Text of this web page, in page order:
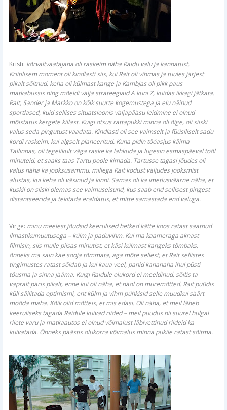
Kristi: kõrvaltvaatajana oli raskeim näha Raidu valu ja kannatust.
Kriitilisem moment oli kindlasti siis, kui Rait oli vihmas ja tuules järjest
pikalt sõitnud, keha oli külmast kange ja Kambjas oli pikk paus
matkabussis ning mõeldi välja strateegiaid A kuni Z, kuidas ikkagi jätkata.
Rait, Sander ja Markko on kõik suurte kogemustega ja elu näinud
sportlased, kuid sellises situatsioonis väljapääsu leidmine ei olnud
mõistatus kergete killast. Kuigi otsus rattapukki minna oli õige, oli siiski
valus seda pingutust vaadata. Kindlasti oli see vaimselt ja füüsiliselt sadu
kordi raskeim, kui algselt planeeritud. Kuna pidin tööasjus käima
Tallinnas, oli tegelikult väga raske ka lahkuda ja lugesin esmaspäeval tööl
minuteid, et saaks taas Tartu poole kimada. Tartusse tagasi jõudes oli
valus näha ka jooksusammu, millega Rait kodust väljudes jooksmist
alustas, kui keha oli väsinud ja kinni. Samas oli ka imetlusväärne näha, et
kuskil on siiski olemas see vaimuseisund, kus saab end sellisest pingest
distantseerida ja tekitada eraldatus, et mitte samastada end valuga.
Virge: minu meelest jõudsid keerulised hetked kätte koos ratast saatnud
ilmastikumuutusega – külm ja paduvihm. Kui ma kaameraga aknast
filmisin, siis mulle piisas minutist, et käsi külmast kangeks tõmbaks,
õnneks ma sain käe sooja tõmmata, aga mõte sellest, et Rait sellistes
tingimustes ratast sõidab ja kui kaua veel, panid kananaha ihul püsti
tõusma ja sinna jääma. Kuigi Raidule olukord ei meeldinud, sõitis ta
vapralt päris pikalt, enne kui oli näha, et näol on muremõtted. Rait püüdis
küll säilitada optimismi, ent külm ja vihm pühkisid selle muudkui säärt
mööda maha. Kõik olid mõtteis, et mis edasi. Oli näha, et meil läheb
keeruliseks tagada Raidule kuivad riided – meil puudus nii suurel hulgal
riiete varu ja matkaautos ei olnud võimalust läbivettinud riideid ka
kuivatada. Õnneks päästis olukorra võimalus minna pukile ratast sõitma.